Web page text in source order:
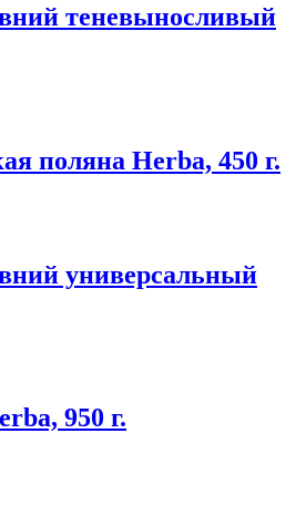
теневыносливый
поляна Herba, 450 г.
универсальный
950 г.